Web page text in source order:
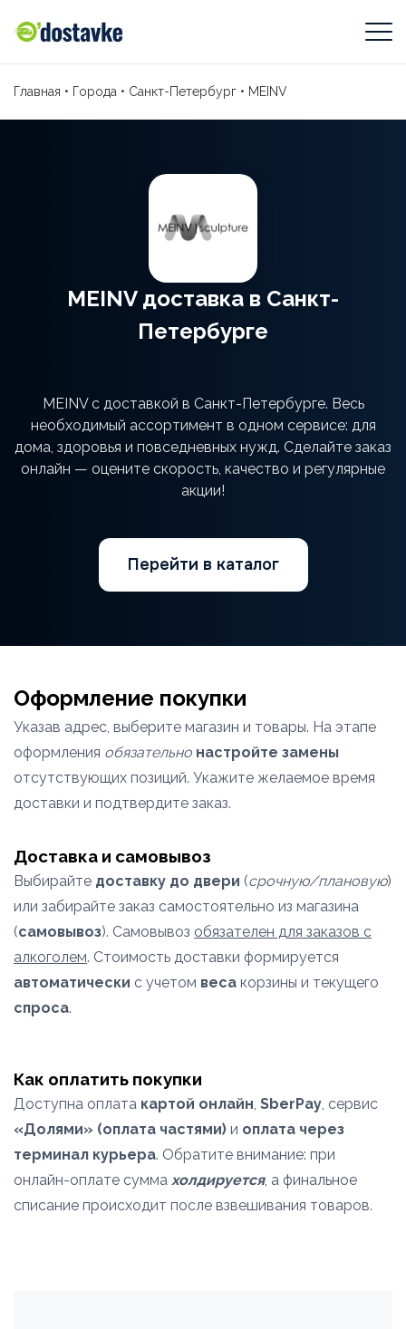
Главная • Города • Санкт-Петербург • MEINV
MEINV доставка в Санкт-
Петербурге
MEINV с доставкой в Санкт-Петербурге. Весь
необходимый ассортимент в одном сервисе: для
дома, здоровья и повседневных нужд. Сделайте заказ
онлайн — оцените скорость, качество и регулярные
акции!
Перейти в каталог
Оформление покупки
Указав адрес, выберите магазин и товары. На этапе
оформления обязательно настройте замены
отсутствующих позиций. Укажите желаемое время
доставки и подтвердите заказ.
Доставка и самовывоз
Выбирайте доставку до двери (срочную/плановую)
или забирайте заказ самостоятельно из магазина
(самовывоз). Самовывоз обязателен для заказов с
алкоголем. Стоимость доставки формируется
автоматически с учетом веса корзины и текущего
спроса.
Как оплатить покупки
Доступна оплата картой онлайн, SberPay, сервис
«Долями» (оплата частями) и оплата через
терминал курьера. Обратите внимание: при
онлайн-оплате сумма холдируется, а финальное
списание происходит после взвешивания товаров.